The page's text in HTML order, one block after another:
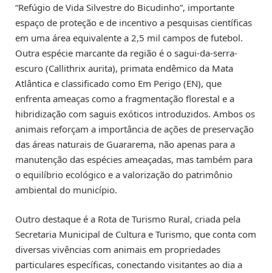
“Refúgio de Vida Silvestre do Bicudinho”, importante
espaço de proteção e de incentivo a pesquisas científicas
em uma área equivalente a 2,5 mil campos de futebol.
Outra espécie marcante da região é o sagui-da-serra-
escuro (Callithrix aurita), primata endêmico da Mata
Atlântica e classificado como Em Perigo (EN), que
enfrenta ameaças como a fragmentação florestal e a
hibridização com saguis exóticos introduzidos. Ambos os
animais reforçam a importância de ações de preservação
das áreas naturais de Guararema, não apenas para a
manutenção das espécies ameaçadas, mas também para
o equilíbrio ecológico e a valorização do patrimônio
ambiental do município.
Outro destaque é a Rota de Turismo Rural, criada pela
Secretaria Municipal de Cultura e Turismo, que conta com
diversas vivências com animais em propriedades
particulares específicas, conectando visitantes ao dia a